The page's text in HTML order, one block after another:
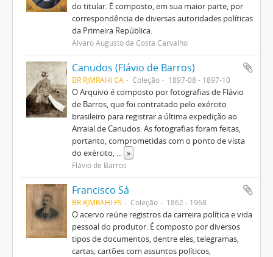
do titular. É composto, em sua maior parte, por
correspondência de diversas autoridades políticas
da Primeira República.
Álvaro Augusto da Costa Carvalho
Canudos (Flávio de Barros)
BR RJMRAHI CA Coleção 1897-08 - 1897-10
O Arquivo é composto por fotografias de Flávio
de Barros, que foi contratado pelo exército
brasileiro para registrar a última expedição ao
Arraial de Canudos. As fotografias foram feitas,
portanto, comprometidas com o ponto de vista
do exército, ... »
Flávio de Barros
Francisco Sá
BR RJMRAHI FS Coleção 1862 - 1968
O acervo reúne registros da carreira política e vida
pessoal do produtor. É composto por diversos
tipos de documentos, dentre eles, telegramas,
cartas, cartões com assuntos políticos,